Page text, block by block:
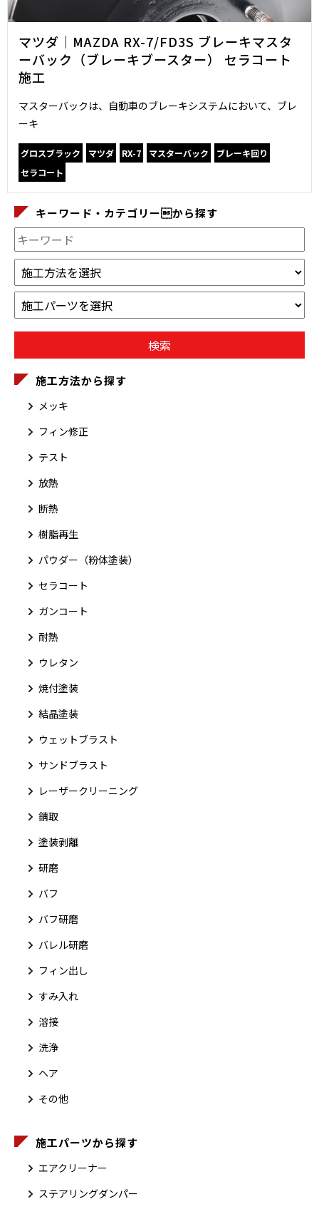
マツダ｜MAZDA RX-7/FD3S ブレーキマスタ
ーバック（ブレーキブースター） セラコート
施工
マスターバックは、自動車のブレーキシステムにおいて、ブレ
ーキ
グロスブラック マツダ RX-7 マスターバック
ブレーキ回り
セラコート
キーワード・カテゴリーから探す
施工方法から探す
メッキ
フィン修正
テスト
放熱
断熱
樹脂再生
パウダー（粉体塗装）
セラコート
ガンコート
耐熱
ウレタン
焼付塗装
結晶塗装
ウェットブラスト
サンドブラスト
レーザークリーニング
錆取
塗装剥離
研磨
バフ
バフ研磨
バレル研磨
フィン出し
すみ入れ
溶接
洗浄
ヘア
その他
施工パーツから探す
エアクリーナー
ステアリングダンパー